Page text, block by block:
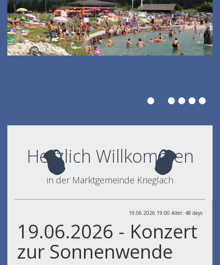
Herzlich Willkommen
in der Marktgemeinde Krieglach
19.06.2026 19:00 Alter: 48 days
19.06.2026 - Konzert
zur Sonnenwende